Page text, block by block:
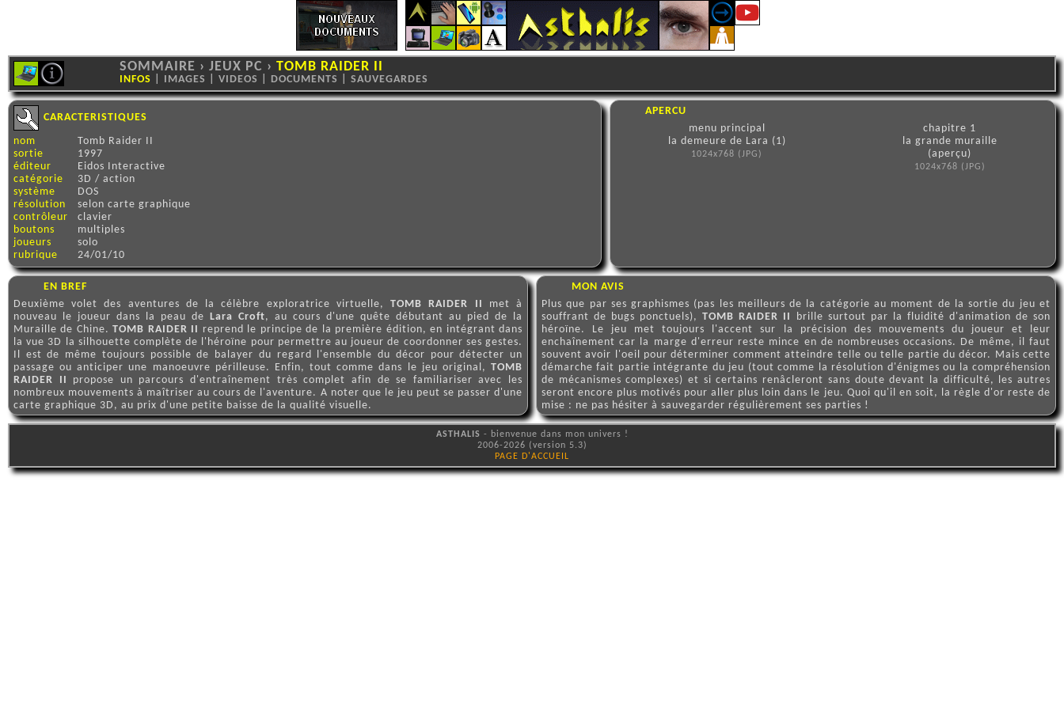
SOMMAIRE › JEUX PC › TOMB RAIDER II
INFOS IMAGES VIDEOS DOCUMENTS SAUVEGARDES
CARACTERISTIQUES
nom
Tomb Raider II
sortie
1997
éditeur
Eidos Interactive
catégorie
3D / action
système
DOS
résolution
selon carte graphique
contrôleur
clavier
boutons
multiples
joueurs
solo
rubrique
24/01/10
APERCU
menu principal
la demeure de Lara (1)
1024x768 (JPG)
chapitre 1
la grande muraille
(aperçu)
1024x768 (JPG)
EN BREF
Deuxième volet des aventures de la célèbre exploratrice virtuelle,TOMB RAIDER II
met à
nouveau le joueur dans la peau de Lara Croft, au cours d'une quête débutant au pied de la
Muraille de Chine.TOMB RAIDER II reprend le principe de la première édition, en intégrant dans
la vue 3D la silhouette complète de l'héroïne pour permettre au joueur de coordonner ses gestes.
Il est de même toujours possible de balayer du regard l'ensemble du décor pour détecter un
passage ou anticiper une manoeuvre périlleuse. Enfin, tout comme dans le jeu original, TOMB
RAIDER II
propose un parcours d'entraînement très complet afin de se familiariser avec les
nombreux mouvements à maîtriser au cours de l'aventure. A noter que le jeu peut se passer d'une
carte graphique 3D, au prix d'une petite baisse de la qualité visuelle.
MON AVIS
Plus que par ses graphismes (pas les meilleurs de la catégorie au moment de la sortie du jeu et
souffrant de bugs ponctuels),TOMB RAIDER II
brille surtout par la fluidité d'animation de son
héroïne. Le jeu met toujours l'accent sur la précision des mouvements du joueur et leur
enchaînement car la marge d'erreur reste mince en de nombreuses occasions. De même, il faut
souvent avoir l'oeil pour déterminer comment atteindre telle ou telle partie du décor. Mais cette
démarche fait partie intégrante du jeu (tout comme la résolution d'énigmes ou la compréhension
de mécanismes complexes) et si certains renâcleront sans doute devant la difficulté, les autres
seront encore plus motivés pour aller plus loin dans le jeu. Quoi qu'il en soit, la règle d'or reste de
mise : ne pas hésiter à sauvegarder régulièrement ses parties !
ASTHALIS - bienvenue dans mon univers !
2006-2026 (version 5.3)
PAGE D'ACCUEIL